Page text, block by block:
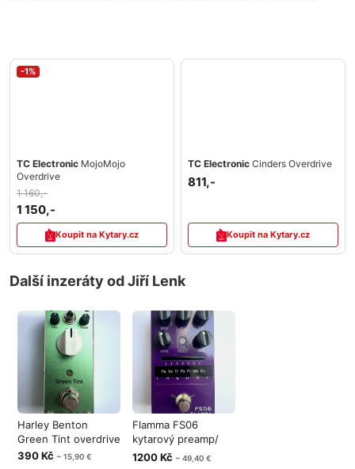
-1%
TC Electronic MojoMojo
Overdrive
1 160,-
1 150,-
Koupit na Kytary.cz
TC Electronic Cinders Overdrive
811,-
Koupit na Kytary.cz
Další inzeráty od Jiří Lenk
Harley Benton
Green Tint overdrive
390 Kč ~ 15,90 €
Flamma FS06
kytarový preamp/
modeller
1200 Kč ~ 49,40 €